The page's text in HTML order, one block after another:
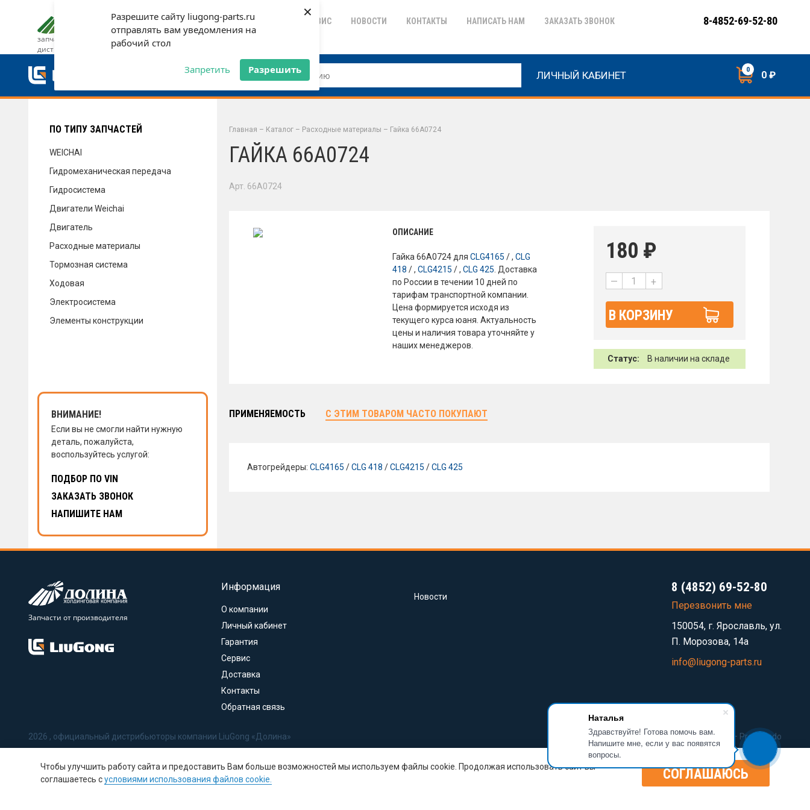
Разрешите сайту liugong-parts.ru
отправлять вам уведомления на
рабочий стол
Запретить Разрешить
×
Наталья
Здравствуйте! Готова помочь вам.
Напишите мне, если у вас появятся
вопросы.
запчасти от официального
дистрибьютора
ДОСТАВКА И ОПЛАТА ГАРАНТИЯ СЕРВИС НОВОСТИ КОНТАКТЫ НАПИСАТЬ НАМ ЗАКАЗАТЬ ЗВОНОК
ДОСТАВКА И ОПЛАТА
СЕРВИС
ЗАКАЗАТЬ ЗВОНОК
8-4852-69-52-80
ЛИЧНЫЙ КАБИНЕТ 0 0 ₽
ПО ТИПУ ЗАПЧАСТЕЙ
WEICHAI
Гидромеханическая передача
Гидросистема
Двигатели Weichai
Двигатель
Расходные материалы
Тормозная система
Ходовая
Электросистема
Элементы конструкции
ВНИМАНИЕ!
Если вы не смогли найти нужную
деталь, пожалуйста,
воспользуйтесь услугой:
ПОДБОР ПО VIN
ЗАКАЗАТЬ ЗВОНОК
НАПИШИТЕ НАМ
Главная – Каталог – Расходные материалы – Гайка 66A0724
ГАЙКА 66A0724
Арт. 66A0724
ОПИСАНИЕ
Гайка 66A0724 дляCLG4165 / ,CLG
418 / ,CLG4215 / ,CLG 425 . Доставка
по России в течении 10 дней по
тарифам транспортной компании.
Цена формируется исходя из
текущего курса юаня. Актуальность
цены и наличия товара уточняйте у
наших менеджеров.
180 ₽
— +
В КОРЗИНУ
Статус: В наличии на складе
ПРИМЕНЯЕМОСТЬ С ЭТИМ ТОВАРОМ ЧАСТО ПОКУПАЮТ
Автогрейдеры: CLG4165 /CLG 418 /CLG4215 /CLG 425
Запчасти от производителя
Информация
О компании
Личный кабинет
Гарантия
Сервис
Доставка
Контакты
Обратная связь
Новости
8 (4852) 69-52-80
Перезвонить мне
150054, г. Ярославль, ул.
П. Морозова, 14а
info@liugong-parts.ru
2026 , официальный дистрибьюторы компании LiuGong «Долина»
Политика в отношении обработки персональных данных
Соглашение на обработку персональных данных
Политика использования Cookie-файлов
Разработка сайта — Prominado
Чтобы улучшить работу сайта и предоставить Вам больше возможностей мы используем файлы cookie. Продолжая использовать сайт вы
соглашаетесь сусловиями использования файлов cookie. СОГЛАШАЮСЬ